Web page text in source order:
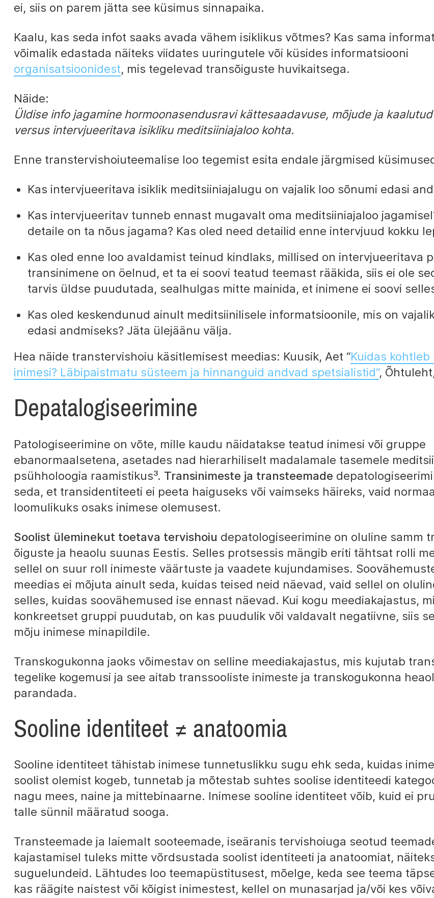
ei, siis on parem jätta see küsimus sinnapaika.
Kaalu, kas seda infot saaks avada vähem isiklikus võtmes? Kas sama
võimalik edastada näiteks viidates uuringutele või küsides informatsiooni
organisatsioonidest, mis tegelevad transõiguste huvikaitsega.
Näide:
Üldise info jagamine hormoonasendusravi kättesaadavuse, mõjude ja
versus intervjueeritava isikliku meditsiiniajaloo kohta.
Enne transtervishoiuteemalise loo tegemist esita endale järgmised
Kas intervjueeritava isiklik meditsiiniajalugu on vajalik loo sõnumi edasi
Kas intervjueeritav tunneb ennast mugavalt oma meditsiiniajaloo
detaile on ta nõus jagama? Kas oled need detailid enne intervjuud kokku
Kas oled enne loo avaldamist teinud kindlaks, millised on intervjueeritava
transinimene on öelnud, et ta ei soovi teatud teemast rääkida, siis ei ole
tarvis üldse puudutada, sealhulgas mitte mainida, et inimene ei soovi
Kas oled keskendunud ainult meditsiinilisele informatsioonile, mis on
edasi andmiseks? Jäta ülejäänu välja.
Hea näide transtervishoiu käsitlemisest meedias: Kuusik, Aet “Kuidas
inimesi? Läbipaistmatu süsteem ja hinnanguid andvad spetsialistid“,
Depatalogiseerimine
Patologiseerimine on võte, mille kaudu näidatakse teatud inimesi või gruppe
ebanormaalsetena, asetades nad hierarhiliselt madalamale tasemele
psühholoogia raamistikus³. Transinimeste ja transteemade
seda, et transidentiteeti ei peeta haiguseks või vaimseks häireks, vaid
loomulikuks osaks inimese olemusest.
Soolist üleminekut toetava tervishoiu depatologiseerimine on oluline samm
õiguste ja heaolu suunas Eestis. Selles protsessis mängib eriti tähtsat rolli
sellel on suur roll inimeste väärtuste ja vaadete kujundamises.
meedias ei mõjuta ainult seda, kuidas teised neid näevad, vaid sellel on
selles, kuidas soovähemused ise ennast näevad. Kui kogu meediakajastus,
konkreetset gruppi puudutab, on kas puudulik või valdavalt negatiivne, siis
mõju inimese minapildile.
Transkogukonna jaoks võimestav on selline meediakajastus, mis kujutab
tegelike kogemusi ja see aitab transsooliste inimeste ja transkogukonna
parandada.
Sooline identiteet ≠ anatoomia
Sooline identiteet tähistab inimese tunnetuslikku sugu ehk seda, kuidas
soolist olemist kogeb, tunnetab ja mõtestab suhtes soolise identiteedi
nagu mees, naine ja mittebinaarne. Inimese sooline identiteet võib, kuid ei
talle sünnil määratud sooga.
Transteemade ja laiemalt sooteemade, iseäranis tervishoiuga seotud
kajastamisel tuleks mitte võrdsustada soolist identiteeti ja anatoomiat,
suguelundeid. Lähtudes loo teemapüstitusest, mõelge, keda see teema
kas räägite naistest või kõigist inimestest, kellel on munasarjad ja/või kes